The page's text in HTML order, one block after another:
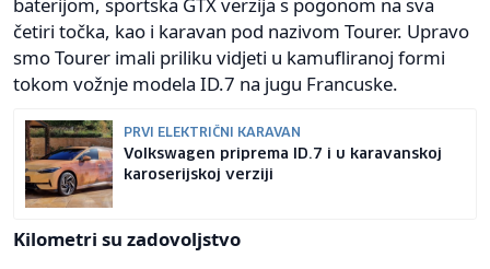
baterijom, sportska GTX verzija s pogonom na sva
četiri točka, kao i karavan pod nazivom Tourer. Upravo
smo Tourer imali priliku vidjeti u kamufliranoj formi
tokom vožnje modela ID.7 na jugu Francuske.
PRVI ELEKTRIČNI KARAVAN
Volkswagen priprema ID.7 i u karavanskoj
karoserijskoj verziji
Kilometri su zadovoljstvo